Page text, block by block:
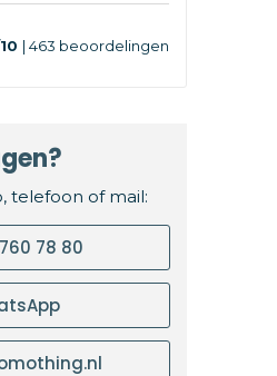
| 463 beoordelingen
telefoon of mail:
78 80